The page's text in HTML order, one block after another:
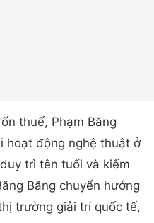
thuế, Phạm Băng
hoạt động nghệ thuật ở
trì tên tuổi và kiếm
Băng chuyển hướng
trường giải trí quốc tế,